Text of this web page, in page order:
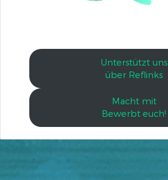
Unterstützt uns
über Reflinks
Macht mit
Bewerbt euch!